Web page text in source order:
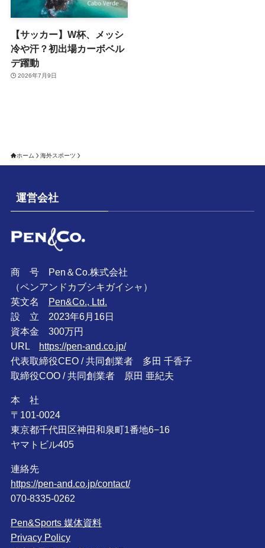
【サッカー】W杯、メッシ
冷や汗？初出場カーボベル
デ躍動
2026年7月9日
ホーム 海外スポーツ
運営会社
商 号 Pen＆Co.株式会社
（ペンアンドカブシキガイシャ）
英文名 Pen&Co., Ltd.
設 立 2023年6月16日
資本金 300万円
URL https://pen-and.co.jp/
代表取締役CEO / 共同創業者 多田 千香子
取締役COO / 共同創業者 原田 亜紀夫
本 社
〒101-0024
東京都千代田区神田和泉町1番地6−16
ヤマトビル405
連絡先
https://pen-and.co.jp/contact/
070-8335-0262
Pen&Sports 媒体資料
Privacy Policy